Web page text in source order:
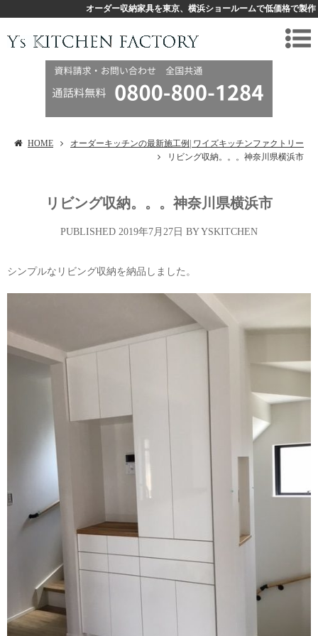
オーダー収納家具を東京、横浜ショールームで低価格で製作
HOME
オーダーキッチンの最新施工例| ワイズキッチンファクトリー
リビング収納。。。神奈川県横浜市
リビング収納。。。神奈川県横浜市
2019年7月27日
シンプルなリビング収納を納品しました。